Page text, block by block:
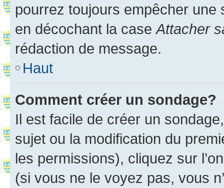
pourrez toujours empêcher une
en décochant la case Attacher
rédaction de message.
Haut
Comment créer un sondage?
Il est facile de créer un
sujet ou la modification du
les permissions), cliquez sur
(si vous ne le voyez pas, vous